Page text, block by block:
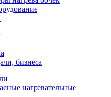
бизнеса
нагревательные